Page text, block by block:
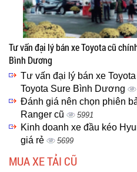
Tư vấn đại lý bán xe Toyota cũ
Bình Dương
Tư vấn đại lý bán xe
Toyota Sure Bình Dương
Đánh giá nên chọn phiên
Ranger cũ
5991
Kinh doanh xe đầu kéo
giá rẻ
5699
MUA XE TẢI CŨ